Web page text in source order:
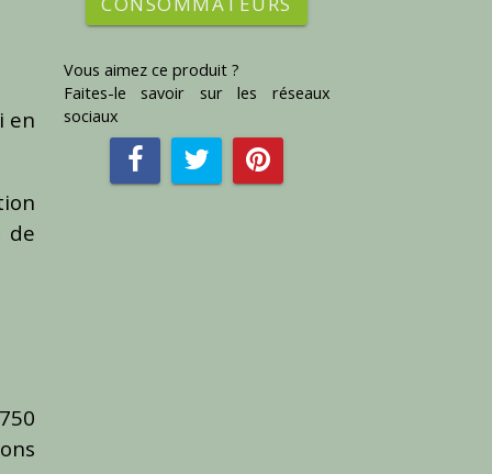
en
de
Vous aimez ce produit ?
Faites-le savoir sur les réseaux
sociaux